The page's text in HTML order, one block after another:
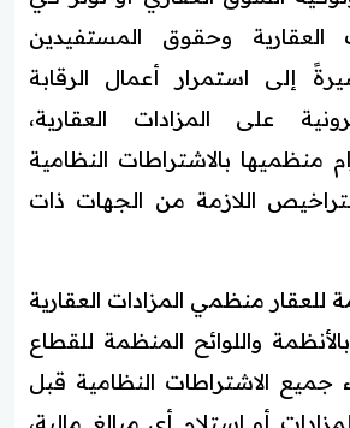
العقارية وحقوق المستفيدين
إلى استمرار أعمال الرقابة
على المزادات العقارية،
منظميها بالاشتراطات النظامية
اللازمة من الجهات ذات
للعقار منظمي المزادات العقارية
بالأنظمة واللوائح المنظمة للقطاع
جميع الاشتراطات النظامية قبل
أو استلام أي مبالغ مالية،